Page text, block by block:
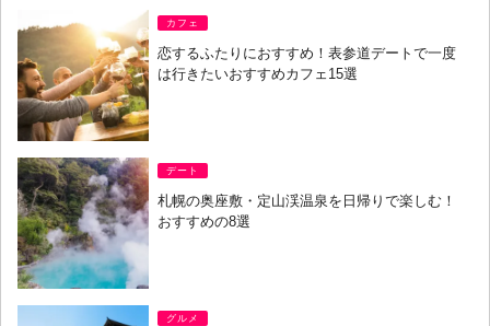
カフェ
恋するふたりにおすすめ！表参道デートで一度
は行きたいおすすめカフェ15選
デート
札幌の奥座敷・定山渓温泉を日帰りで楽しむ！
おすすめの8選
グルメ